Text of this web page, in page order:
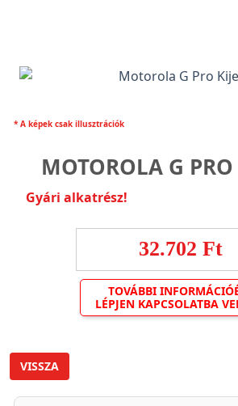
* A képek csak illusztrációk
MOTOROLA G
Gyári alkatrész!
32.702 Ft
TOVÁBBI
LÉPJEN KAPCSOLATBA
VISSZA